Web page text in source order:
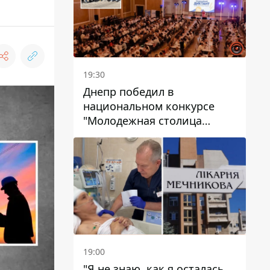
19:30
Днепр победил в
национальном конкурсе
"Молодежная столица
Украины – 2026"
19:00